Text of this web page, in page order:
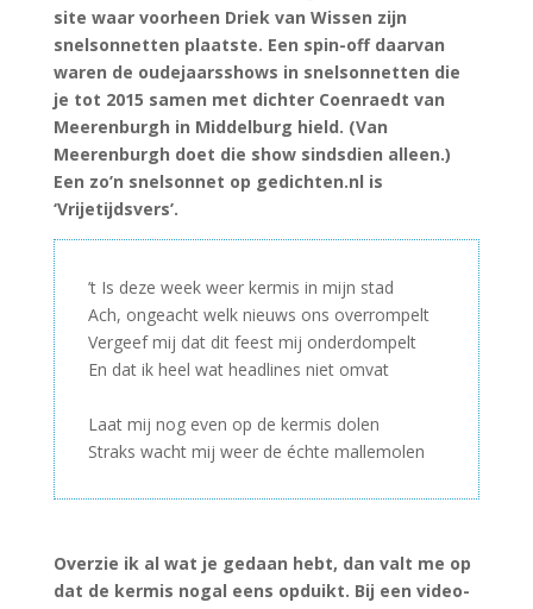
site waar voorheen Driek van Wissen zijn
snelsonnetten plaatste. Een spin-off daarvan
waren de oudejaarsshows in snelsonnetten die
je tot 2015 samen met dichter Coenraedt van
Meerenburgh in Middelburg hield. (Van
Meerenburgh doet die show sindsdien alleen.)
Een zo’n snelsonnet op gedichten.nl is
‘Vrijetijdsvers’.
’t Is deze week weer kermis in mijn stad
Ach, ongeacht welk nieuws ons overrompelt
Vergeef mij dat dit feest mij onderdompelt
En dat ik heel wat headlines niet omvat
Laat mij nog even op de kermis dolen
Straks wacht mij weer de échte mallemolen
Overzie ik al wat je gedaan hebt, dan valt me op
dat de kermis nogal eens opduikt. Bij een video-